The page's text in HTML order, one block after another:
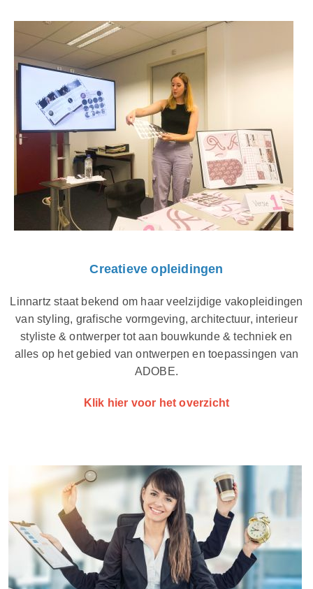
Creatieve opleidingen
Linnartz staat bekend om haar veelzijdige vakopleidingen
van styling, grafische vormgeving, architectuur, interieur
styliste & ontwerper tot aan bouwkunde & techniek en
alles op het gebied van ontwerpen en toepassingen van
ADOBE.
Klik hier voor het overzicht